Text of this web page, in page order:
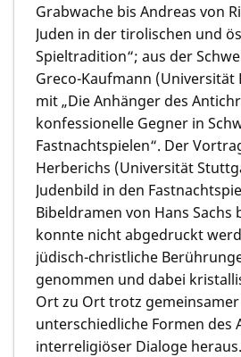
Grabwache bis Andreas von
Juden in der tirolischen und
Spieltradition“; aus der
Greco-Kaufmann (Universität
mit „Die Anhänger des
konfessionelle Gegner in
Fastnachtspielen“. Der
Herberichs (Universität
Judenbild in den
Bibeldramen von Hans Sachs
konnte nicht abgedruckt
jüdisch-christliche
genommen und dabei
Ort zu Ort trotz gemeinsamer
unterschiedliche Formen des
interreligiöser Dialoge heraus.